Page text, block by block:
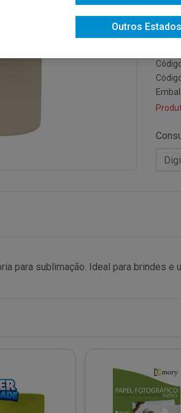
para sublimação. Ideal para brindes e
Outros Estados